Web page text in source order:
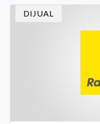
DIJUAL